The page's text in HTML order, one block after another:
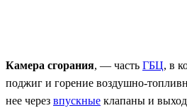
Камера сгорания, — часть ГБЦ, в
поджиг и горение воздушно-
нее через впускные клапаны и